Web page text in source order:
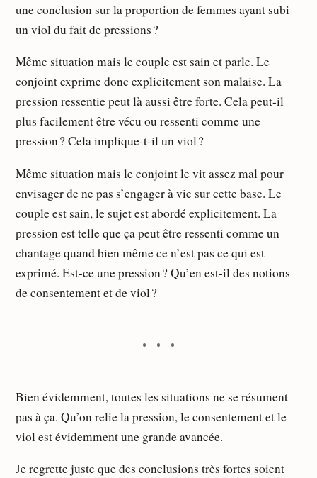
une conclusion sur la proportion de femmes ayant subi
un viol du fait de pressions ?
Même situation mais le couple est sain et parle. Le
conjoint exprime donc explicitement son malaise. La
pression ressentie peut là aussi être forte. Cela peut-il
plus facilement être vécu ou ressenti comme une
pression ? Cela implique-t-il un viol ?
Même situation mais le conjoint le vit assez mal pour
envisager de ne pas s’engager à vie sur cette base. Le
couple est sain, le sujet est abordé explicitement. La
pression est telle que ça peut être ressenti comme un
chantage quand bien même ce n’est pas ce qui est
exprimé. Est-ce une pression ? Qu’en est-il des notions
de consentement et de viol ?
Bien évidemment, toutes les situations ne se résument
pas à ça. Qu’on relie la pression, le consentement et le
viol est évidemment une grande avancée.
Je regrette juste que des conclusions très fortes soient